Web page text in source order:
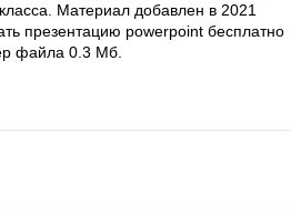
Материал добавлен в 2021
презентацию powerpoint бесплатно
файла 0.3 Мб.